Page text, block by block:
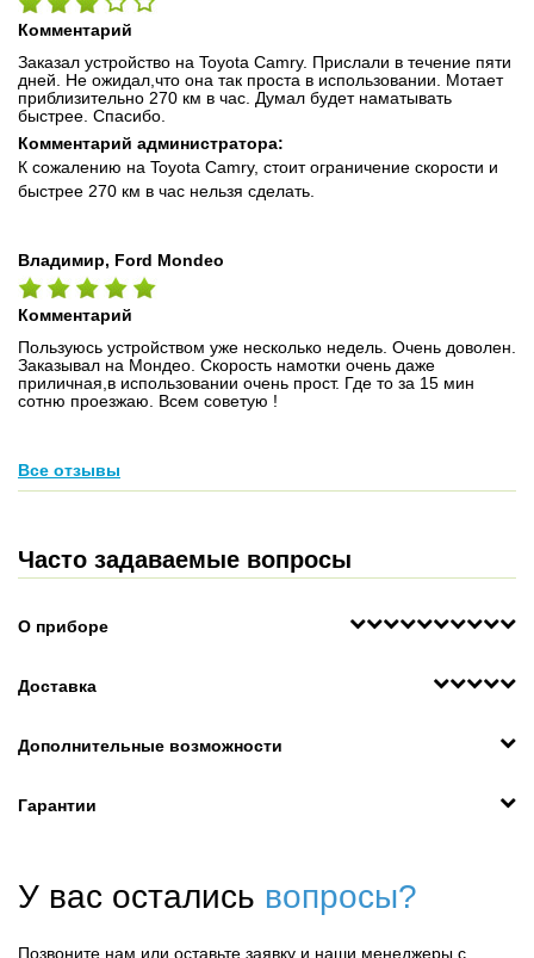
Комментарий
Заказал устройство на Toyota Camry. Прислали в течение пяти
дней. Не ожидал,что она так проста в использовании. Мотает
приблизительно 270 км в час. Думал будет наматывать
быстрее. Спасибо.
Комментарий администратора:
К сожалению на Toyota Camry, стоит ограничение скорости и
быстрее 270 км в час нельзя сделать.
Владимир, Ford Mondeo
Комментарий
Пользуюсь устройством уже несколько недель. Очень доволен.
Заказывал на Мондео. Скорость намотки очень даже
приличная,в использовании очень прост. Где то за 15 мин
сотню проезжаю. Всем советую !
Все отзывы
Часто задаваемые вопросы
О приборе
Доставка
Дополнительные возможности
Гарантии
У вас остались вопросы?
Позвоните нам или оставьте заявку и наши менеджеры с